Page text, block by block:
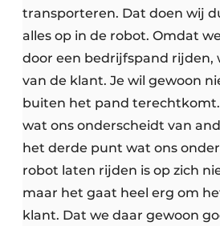
transporteren. Dat doen wij
alles op in de robot. Omdat
door een bedrijfspand rijden,
van de klant. Je wil gewoon
buiten het pand terechtkomt.
wat ons onderscheidt van
het derde punt wat ons
robot laten rijden is op zich
maar het gaat heel erg om
klant. Dat we daar gewoon